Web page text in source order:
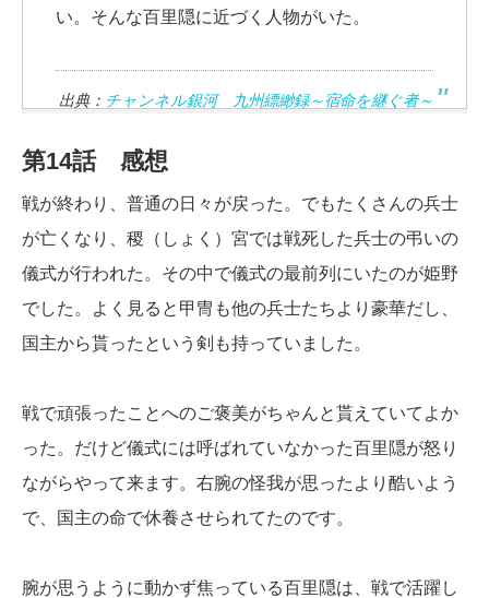
い。そんな百里隠に近づく人物がいた。
出典： チャンネル銀河 九州縹緲録～宿命を継ぐ者～
第14話 感想
戦が終わり、普通の日々が戻った。でもたくさんの兵士
が亡くなり、稷（しょく）宮では戦死した兵士の弔いの
儀式が行われた。その中で儀式の最前列にいたのが姫野
でした。よく見ると甲冑も他の兵士たちより豪華だし、
国主から貰ったという剣も持っていました。
戦で頑張ったことへのご褒美がちゃんと貰えていてよか
った。だけど儀式には呼ばれていなかった百里隠が怒り
ながらやって来ます。右腕の怪我が思ったより酷いよう
で、国主の命で休養させられてたのです。
腕が思うように動かず焦っている百里隠は、戦で活躍し